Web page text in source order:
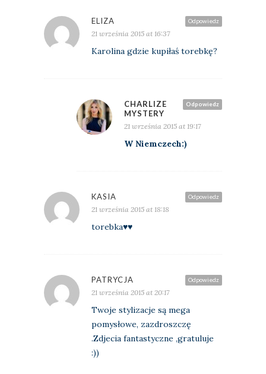
Odpowiedz
ELIZA
21 września 2015 at 16:37
Karolina gdzie kupiłaś torebkę?
Odpowiedz
CHARLIZE
MYSTERY
21 września 2015 at 19:17
W Niemczech:)
Odpowiedz
KASIA
21 września 2015 at 18:18
torebka♥♥
Odpowiedz
PATRYCJA
21 września 2015 at 20:17
Twoje stylizacje są mega
pomysłowe, zazdroszczę
.Zdjecia fantastyczne ,gratuluje
:))